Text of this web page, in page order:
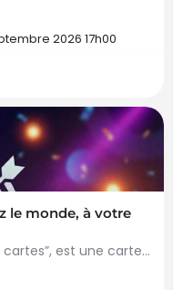
2026 17h00
le monde, à votre
OpenStreetMap, le “Wikipédia des cartes”, est une carte libre et collaborative créée par des citoyens du…